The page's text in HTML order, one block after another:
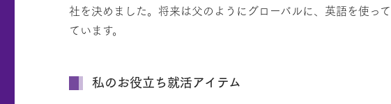
社を決めました。将来は父のようにグローバルに、英語を使っ
ています。
私のお役立ち就活アイテム